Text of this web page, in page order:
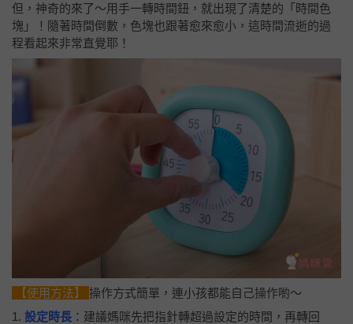
但，神奇的來了～用手一轉時間鈕，就出現了清楚的「時間色
塊」！隨著時間倒數，色塊也跟著愈來愈小，這時間流逝的過
程看起來非常直覺耶！
【使用方法】 操作方式簡單，連小孩都能自己操作喲～
1. 設定時長 ：建議媽咪先把指針轉超過設定的時間，再轉回